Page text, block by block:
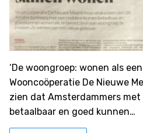
‘De woongroep: wonen als
Wooncoöperatie De Nieuwe
zien dat Amsterdammers
betaalbaar en goed kunnen…